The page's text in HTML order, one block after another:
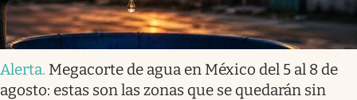
Alerta. Megacorte de agua en México del 5 al 8 de
agosto: estas son las zonas que se quedarán sin